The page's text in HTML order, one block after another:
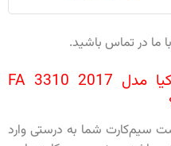
با ما در تماس باشید.
مشکلات آنتن‌دهی گوشی نوکیا مدل FA 3310 2017
سیم‌کارت شما به درستی وارد